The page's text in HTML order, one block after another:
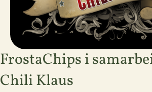
FrostaChips i
Chili Klaus